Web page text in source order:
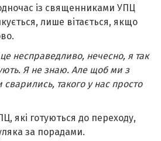
із священниками УПЦ
лише вітається, якщо
несправедливо, нечесно, я так
Я не знаю. Але щоб ми з
такого у нас просто
які готуються до переходу,
за порадами.